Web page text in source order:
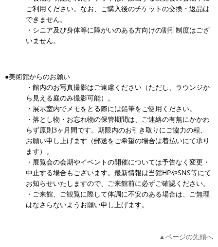
ご利用ください。なお、ご購入後のチケットの交換・返品は
できません。
・シニア及び身体等に障がいのある方向けの割引制度はござ
いません。
●美術館からのお願い
・館内のお写真撮影はご遠慮ください（ただし、ラウンジか
ら見える庭のみ撮影可能）。
・展示室内でメモをとる際には鉛筆をご使用ください。
・落とし物・お忘れ物の保管期間は、ご連絡の有無にかかわ
らず原則3ヶ月間です。期限内のお引き取りにご協力の程、
お願い申し上げます（郵送をご希望の場合は着払いにて承り
ます）。
・展覧会の会期やイベントの開催については予告なく変更・
中止する場合もございます。最新情報は当館HPやSNS等にて
お知らせいたしますので、ご来館前に必ずご確認ください。
・ご来館、ご観覧に際して体調に不安のある場合は、ご無理
はなさらないようお願い申し上げます。
▲ページの先頭へ